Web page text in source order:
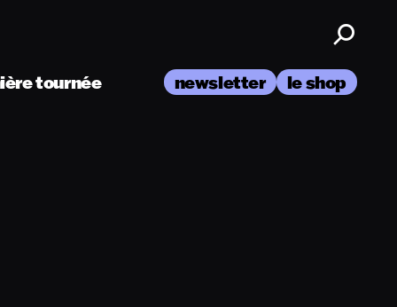
tournée newsletter le shop